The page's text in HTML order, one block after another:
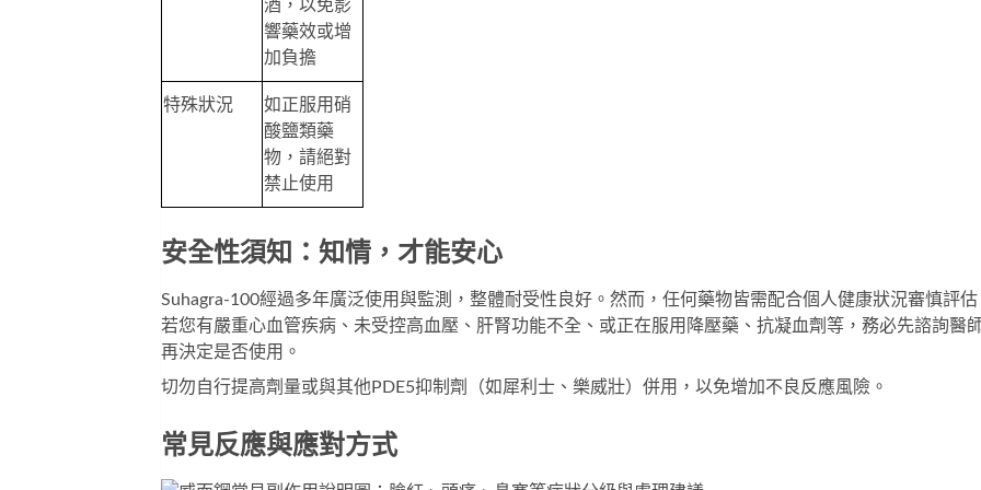
酒，以免影
響藥效或增
加負擔
特殊狀況
如正服用硝
酸鹽類藥
物，請絕對
禁止使用
安全性須知：知情，才能安心
Suhagra-100經過多年廣泛使用與監測，整體耐受性良好。然而，任何藥物皆需配合個人健康狀況審慎評估
若您有嚴重心血管疾病、未受控高血壓、肝腎功能不全、或正在服用降壓藥、抗凝血劑等，務必先諮詢醫
再決定是否使用。
切勿自行提高劑量或與其他PDE5抑制劑（如犀利士、樂威壯）併用，以免增加不良反應風險。
常見反應與應對方式